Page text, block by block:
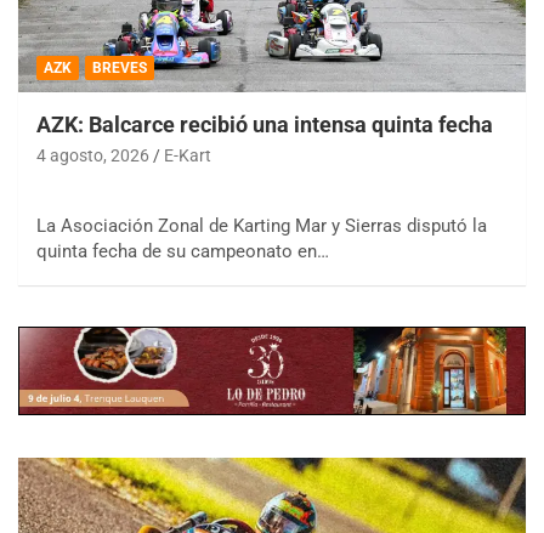
AZK BREVES
AZK: Balcarce recibió una intensa quinta fecha
4 agosto, 2026 E-Kart
La Asociación Zonal de Karting Mar y Sierras disputó la
quinta fecha de su campeonato en…